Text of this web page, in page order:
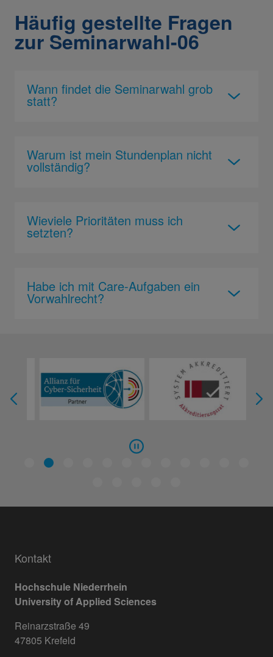
Häufig gestellte Fragen
zur Seminarwahl-06
Wann findet die Seminarwahl grob
statt?
Warum ist mein Stundenplan nicht
vollständig?
Wieviele Prioritäten muss ich
setzten?
Habe ich mit Care-Aufgaben ein
Vorwahlrecht?
Kontakt
Hochschule Niederrhein
University of Applied Sciences
Reinarzstraße 49
47805 Krefeld